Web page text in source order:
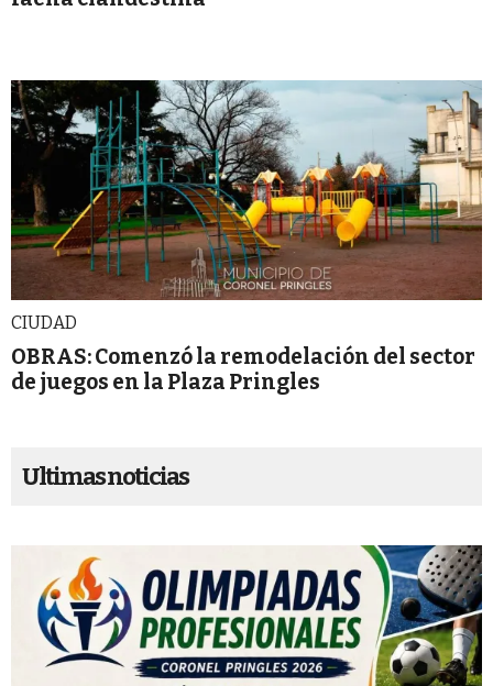
CIUDAD
OBRAS: Comenzó la remodelación del sector
de juegos en la Plaza Pringles
Ultimas noticias